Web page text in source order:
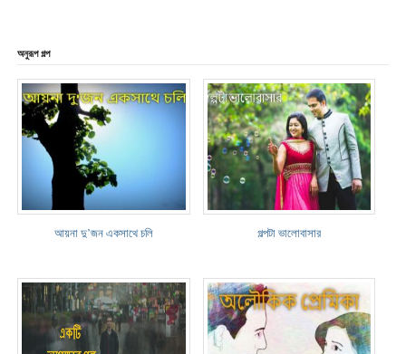
অনুরূপ গল্প
আয়না দু’জন একসাথে চলি গল্পটা ভালোবাসার